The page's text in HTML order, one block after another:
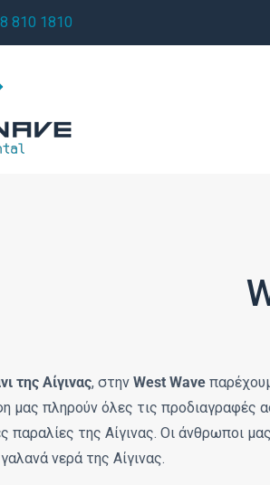
810 1810
της Αίγινας, στην West Wave
μας πληρούν όλες τις προδιαγραφές
παραλίες της Αίγινας. Οι άνθρωποι
νερά της Αίγινας.